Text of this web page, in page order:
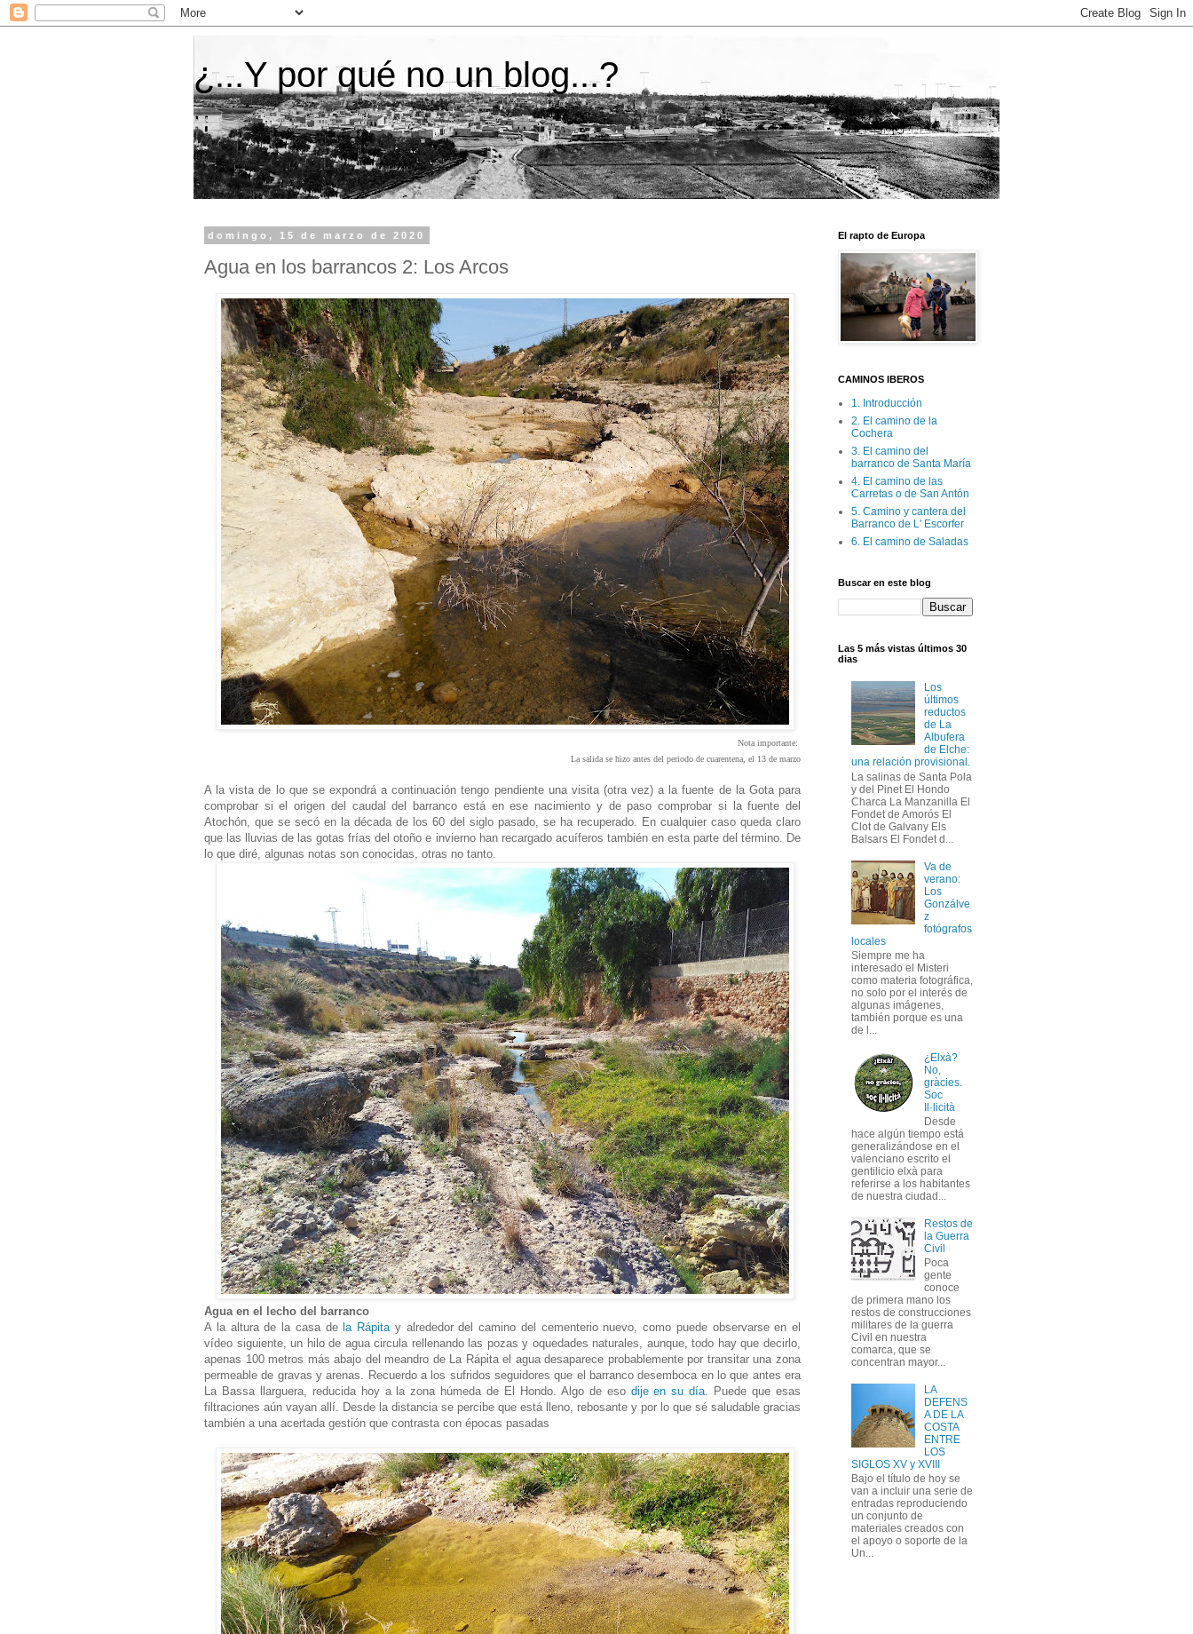
¿...Y por qué no un blog...?
domingo, 15 de marzo de 2020
Agua en los barrancos 2: Los Arcos
Nota importante:
La salida se hizo antes del periodo de cuarentena, el 13 de marzo
A la vista de lo que se expondrá a continuación tengo pendiente una visita (otra vez) a la fuente de la Gota para
comprobar si el origen del caudal del barranco está en ese nacimiento y de paso comprobar si la fuente del
Atochón, que se secó en la década de los 60 del siglo pasado, se ha recuperado. En cualquier caso queda claro
que las lluvias de las gotas frías del otoño e invierno han recargado acuíferos también en esta parte del término. De
lo que diré, algunas notas son conocidas, otras no tanto.
Agua en el lecho del barranco
A la altura de la casa dela Rápita y alrededor del camino del cementerio nuevo, como puede observarse en el
vídeo siguiente, un hilo de agua circula rellenando las pozas y oquedades naturales, aunque, todo hay que decirlo,
apenas 100 metros más abajo del meandro de La Rápita el agua desaparece probablemente por transitar una zona
permeable de gravas y arenas. Recuerdo a los sufridos seguidores que el barranco desemboca en lo que antes era
La Bassa llarguera, reducida hoy a la zona húmeda de El Hondo. Algo de eso dije en su día . Puede que esas
filtraciones aún vayan allí. Desde la distancia se percibe que está lleno, rebosante y por lo que sé saludable gracias
también a una acertada gestión que contrasta con épocas pasadas
El rapto de Europa
CAMINOS IBEROS
1. Introducción
2. El camino de la
Cochera
3. El camino del
barranco de Santa María
4. El camino de las
Carretas o de San Antón
5. Camino y cantera del
Barranco de L' Escorfer
6. El camino de Saladas
Buscar en este blog
Las 5 más vistas últimos 30
dias
Los
últimos
reductos
de La
Albufera
de Elche:
una relación provisional.
La salinas de Santa Pola
y del Pinet El Hondo
Charca La Manzanilla El
Fondet de Amorós El
Clot de Galvany Els
Balsars El Fondet d...
Va de
verano:
Los
Gonzálve
z
fotógrafos
locales
Siempre me ha
interesado el Misteri
como materia fotográfica,
no solo por el interés de
algunas imágenes,
también porque es una
de l...
¿Elxà?
No,
gràcies.
Soc
Il·licità
Desde
hace algún tiempo está
generalizándose en el
valenciano escrito el
gentilicio elxà para
referirse a los habitantes
de nuestra ciudad...
Restos de
la Guerra
Civil
Poca
gente
conoce
de primera mano los
restos de construcciones
militares de la guerra
Civil en nuestra
comarca, que se
concentran mayor...
LA
DEFENS
A DE LA
COSTA
ENTRE
LOS
SIGLOS XV y XVIII
Bajo el título de hoy se
van a incluir una serie de
entradas reproduciendo
un conjunto de
materiales creados con
el apoyo o soporte de la
Un...